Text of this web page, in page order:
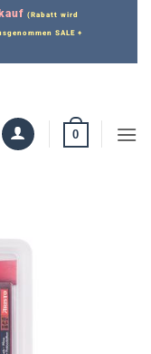
(Rabatt wird
SALE +
0